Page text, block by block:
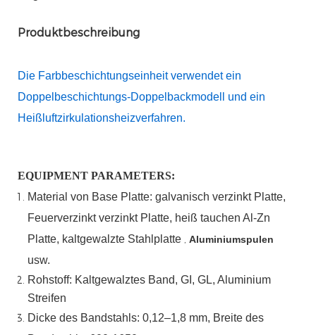
Produktbeschreibung
Die Farbbeschichtungseinheit verwendet ein
Doppelbeschichtungs-Doppelbackmodell und ein
Heißluftzirkulationsheizverfahren.
EQUIPMENT PARAMETERS:
Material von Base Platte: galvanisch verzinkt Platte,
Feuerverzinktverzinkt Platte, heiß tauchen Al-Zn
Platte, kaltgewalzte Stahlplatte , Aluminiumspulen
usw.
Rohstoff: Kaltgewalztes Band, GI, GL, Aluminium
Streifen
Dicke des Bandstahls: 0,12–1,8 mm, Breite des